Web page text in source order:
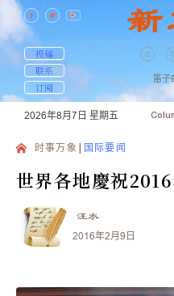
投稿
联系
订阅
笛子
2026年8月7日 星期五
时事万象 国际要闻
世界各地慶祝
汪水
2016年2月9日